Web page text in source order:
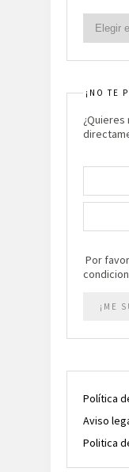
¡NO TE
Por
Política
Aviso
Politica